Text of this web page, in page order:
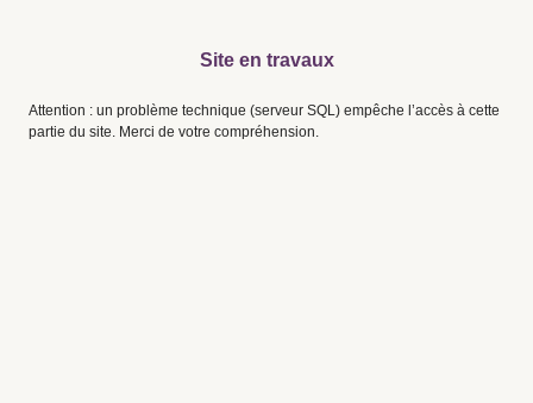
Site en travaux
Attention : un problème technique (serveur SQL) empêche l’accès à cette
partie du site. Merci de votre compréhension.